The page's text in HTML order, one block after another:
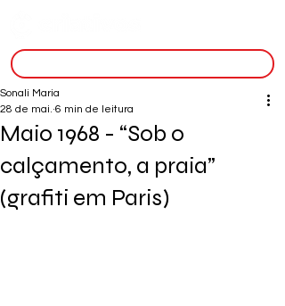
Maio 1968 - “Sob o
calçamento, a praia”
(grafiti em Paris)
Sonali Maria
28 de mai. 6 min de leitura